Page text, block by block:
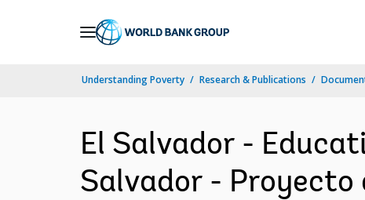
Understanding Poverty Research & Publications
El Salvador -
Salvador - Proyecto